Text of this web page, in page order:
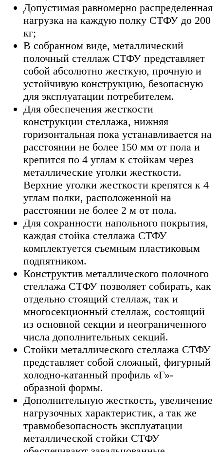
Допустимая равномерно распределенная
нагрузка на каждую полку СТФУ до 200
кг;
В собранном виде, металлический
полочный стеллаж СТФУ представляет
собой абсолютно жесткую, прочную и
устойчивую конструкцию, безопасную
для эксплуатации потребителем.
Для обеспечения жесткости
конструкции стеллажа, нижняя
горизонтальная пока устанавливается на
расстоянии не более 150 мм от пола и
крепится по 4 углам к стойкам через
металлические уголки жесткости.
Верхние уголки жесткости крепятся к 4
углам полки, расположенной на
расстоянии не более 2 м от пола.
Для сохранности напольного покрытия,
каждая стойка стеллажа СТФУ
комплектуется съемным пластиковым
подпятником.
Конструктив металлического полочного
стеллажа СТФУ позволяет собирать, как
отдельно стоящий стеллаж, так и
многосекционный стеллаж, состоящий
из основной секции и неограниченного
числа дополнительных секций.
Стойки металлического стеллажа СТФУ
представляет собой сложный, фигурный
холодно-катанный профиль «Г»-
образной формы.
Дополнительную жесткость, увеличение
нагрузочных характеристик, а так же
травмобезопасность эксплуатации
металлической стойки СТФУ